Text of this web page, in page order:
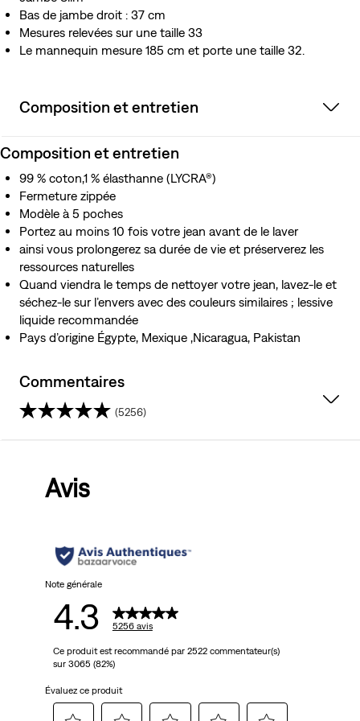
Bas de jambe droit : 37 cm
Mesures relevées sur une taille 33
Le mannequin mesure 185 cm et porte une taille 32.
Composition et entretien
Composition et entretien
99 % coton,1 % élasthanne (LYCRA®)
Fermeture zippée
Modèle à 5 poches
Portez au moins 10 fois votre jean avant de le laver
ainsi vous prolongerez sa durée de vie et préserverez les
ressources naturelles
Quand viendra le temps de nettoyer votre jean, lavez-le et
séchez-le sur l’envers avec des couleurs similaires ; lessive
liquide recommandée
Pays d’origine Égypte, Mexique ,Nicaragua, Pakistan
Commentaires
(5256)
5256
avis
Avis
Note générale
4.3 5256 avis
Ce produit est recommandé par 2522 commentateur(s)
sur 3065 (82%)
Évaluez ce produit